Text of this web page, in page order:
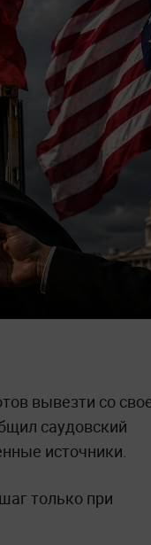
вывезти со
саудовский
источники.
только при